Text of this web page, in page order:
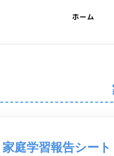
ホーム
庭学習報告シート